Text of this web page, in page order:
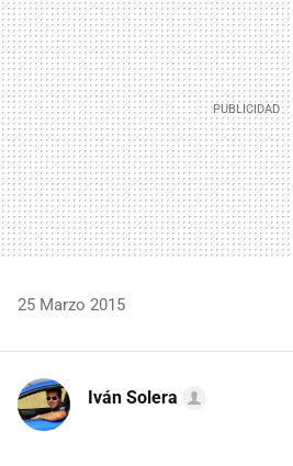
25 Marzo 2015
Iván Solera